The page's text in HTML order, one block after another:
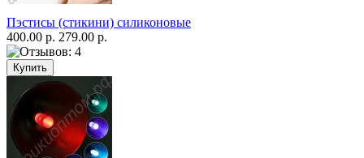
Пэстисы (стикини) силиконовые
400.00 р. 279.00 р.